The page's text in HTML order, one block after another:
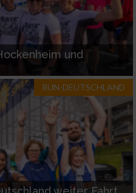
und
RUN-DEUTSCHLAND